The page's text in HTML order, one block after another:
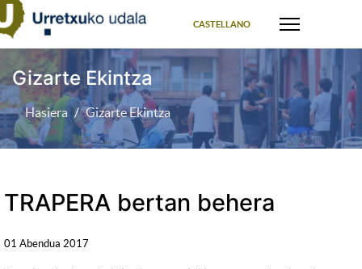
CASTELLANO
Gizarte Ekintza
Hasiera Gizarte Ekintza
TRAPERA bertan behera
01 Abendua 2017